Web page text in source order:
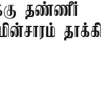
தண்ணீர்
தாக்கி